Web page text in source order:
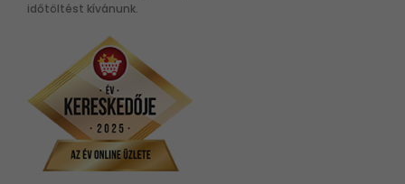
időtöltést kívánunk.